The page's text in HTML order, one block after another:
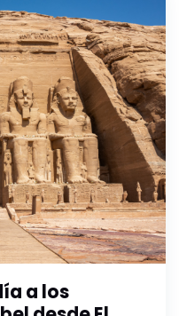
a los